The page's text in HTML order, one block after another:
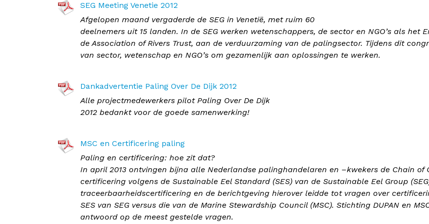
SEG Meeting Venetie 2012
Afgelopen maand vergaderde de SEG in Venetië, met ruim 60
deelnemers uit 15 landen. In de SEG werken wetenschappers, de sector en NGO’s als het
de Association of Rivers Trust, aan de verduurzaming van de palingsector. Tijdens dit
van sector, wetenschap en NGO’s om gezamenlijk aan oplossingen te werken.
Dankadvertentie Paling Over De Dijk 2012
Alle projectmedewerkers pilot Paling Over De Dijk
2012 bedankt voor de goede samenwerking!
MSC en Certificering paling
Paling en certificering: hoe zit dat?
In april 2013 ontvingen bijna alle Nederlandse palinghandelaren en –kwekers de Chain of
certificering volgens de Sustainable Eel Standard (SES) van de Sustainable Eel Group
traceerbaarheidscertificering en de berichtgeving hierover leidde tot vragen over
SES van SEG versus die van de Marine Stewardship Council (MSC). Stichting DUPAN en
antwoord op de meest gestelde vragen.